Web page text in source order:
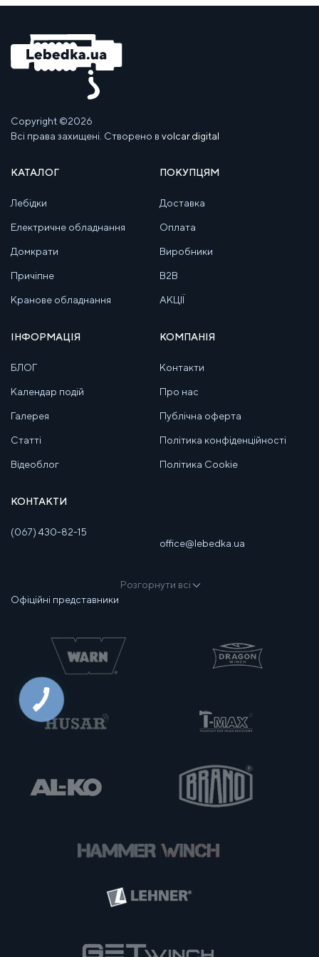
Copyright ©2026
Всі права захищені. Створено в volcar.digital
КАТАЛОГ
Лебідки
Електричне обладнання
Домкрати
Причіпне
Кранове обладнання
ПОКУПЦЯМ
Доставка
Оплата
Виробники
B2B
АКЦІЇ
ІНФОРМАЦІЯ
БЛОГ
Календар подій
Галерея
Статті
Відеоблог
КОМПАНІЯ
Контакти
Про нас
Публічна оферта
Політика конфіденційності
Політика Cookie
КОНТАКТИ
(067) 430-82-15
office@lebedka.ua
Розгорнути всі
Офіційні представники